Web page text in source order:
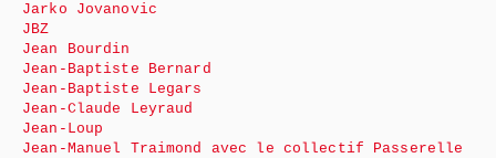
Jarko Jovanovic
JBZ
Jean Bourdin
Jean-Baptiste Bernard
Jean-Baptiste Legars
Jean-Claude Leyraud
Jean-Loup
Jean-Manuel Traimond avec le collectif Passerelle